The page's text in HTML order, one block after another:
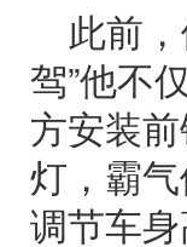
此前
驾”他不
方安装
灯，霸
调节车